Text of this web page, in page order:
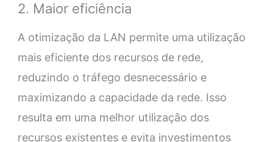
2. Maior eficiência
A otimização da LAN permite uma utilização
mais eficiente dos recursos de rede,
reduzindo o tráfego desnecessário e
maximizando a capacidade da rede. Isso
resulta em uma melhor utilização dos
recursos existentes e evita investimentos